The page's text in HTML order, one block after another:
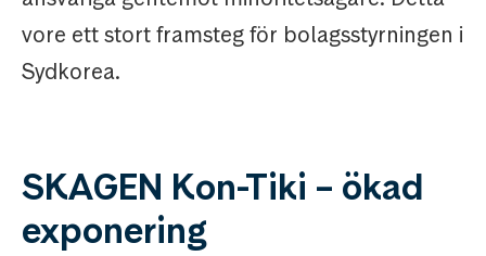
vore ett stort framsteg för bolagsstyrningen i
Sydkorea.
SKAGEN Kon-Tiki – ökad
exponering